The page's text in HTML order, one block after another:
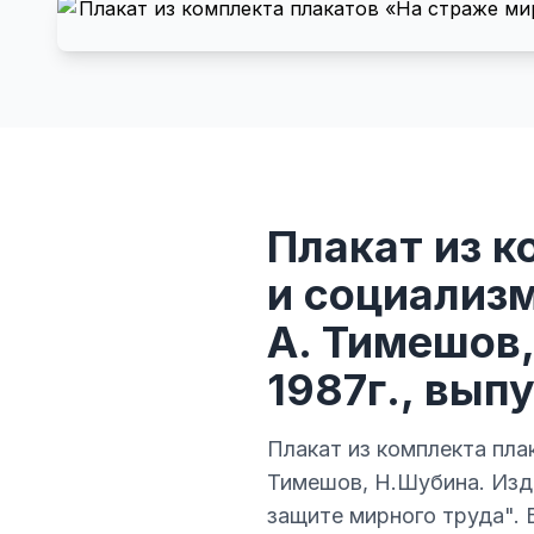
Плакат из
и
А.
1987г.,
Плакат из комплекта
Тимешов, Н.Шубина. Изд
защите мирного труда".